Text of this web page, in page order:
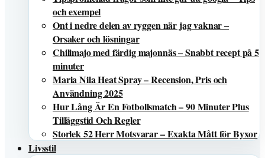
och exempel
Ont i nedre delen av ryggen när jag vaknar –
Orsaker och lösningar
Chilimajo med färdig majonnäs – Snabbt recept på 5
minuter
Maria Nila Heat Spray – Recension, Pris och
Användning 2025
Hur Lång Är En Fotbollsmatch – 90 Minuter Plus
Tilläggstid Och Regler
Storlek 52 Herr Motsvarar – Exakta Mått för Byxor
Livsstil